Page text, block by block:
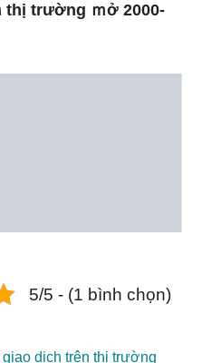
thị trường ｍở 2000-
5/5 - (1 bình chọn)
dịch trên thị trường